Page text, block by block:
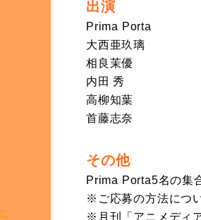
出演
Prima Porta
大西亜玖璃
相良茉優
内田 秀
高柳知葉
首藤志奈
その他
Prima Porta5名の集
※ご応募の方法につ
※月刊「アニメディ